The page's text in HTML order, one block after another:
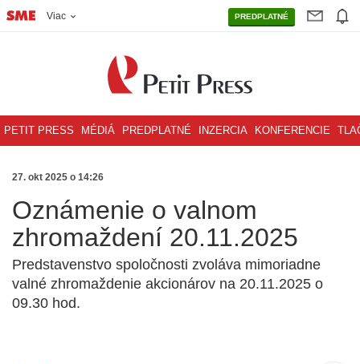
Viac PREDPLATNÉ
PETIT PRESS MÉDIÁ PREDPLATNÉ INZERCIA KONFERENCIE
27. okt 2025 o 14:26
Oznámenie o valnom
zhromaždení 20.11.2025
Predstavenstvo spoločnosti zvoláva mimoriadne
valné zhromaždenie akcionárov na 20.11.2025 o
09.30 hod.